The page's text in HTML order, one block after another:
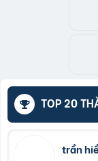
TOP 20
trần